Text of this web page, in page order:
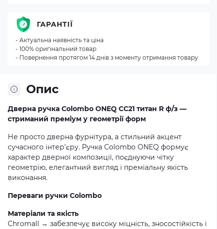
Опис
Дверна ручка Colombo ONEQ CC21 титан R ф/з —
стриманий преміум у геометрії форм
Не просто дверна фурнітура, а стильний акцент
сучасного інтер’єру. Ручка Colombo ONEQ формує
характер дверної композиції, поєднуючи чітку
геометрію, елегантний вигляд і преміальну якість
виконання.
Переваги ручки Colombo
Матеріали та якість
Chromall → забезпечує високу міцність, зносостійкість і
ГАРАНТІЇ
- Актуальна наявність та ціна
- 100% оригінальний товар
- Повернення протягом 14 днів з моменту отримання товару